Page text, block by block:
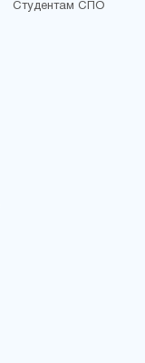
Студентам СПО